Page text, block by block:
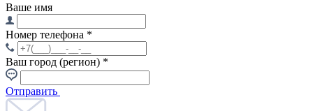
Ваше имя
Номер телефона *
Ваш город (регион) *
Отправить